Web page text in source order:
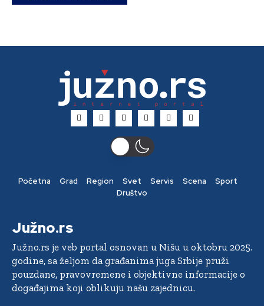
Početna Grad Region Svet Servis Scena
Sport
Društvo
Južno.rs
Južno.rs je veb portal osnovan u Nišu u oktobru 2025.
godine, sa željom da građanima juga Srbije pruži
pouzdane, pravovremene i objektivne informacije o
događajima koji oblikuju našu zajednicu.